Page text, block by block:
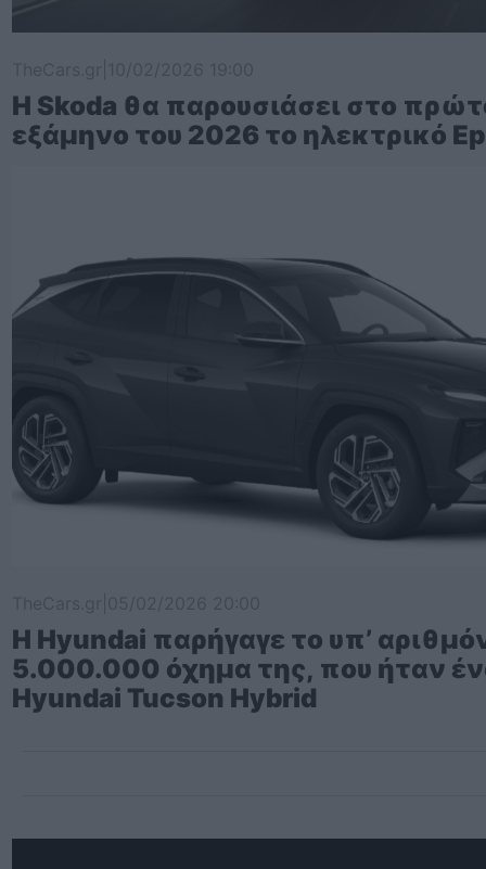
Η Skoda θα παρουσιάσει στο
εξάμηνο του 2026 το ηλεκτρικό
Η Hyundai παρήγαγε το υπ’
5.000.000 όχημα της, που ήταν
Hyundai Tucson Hybrid